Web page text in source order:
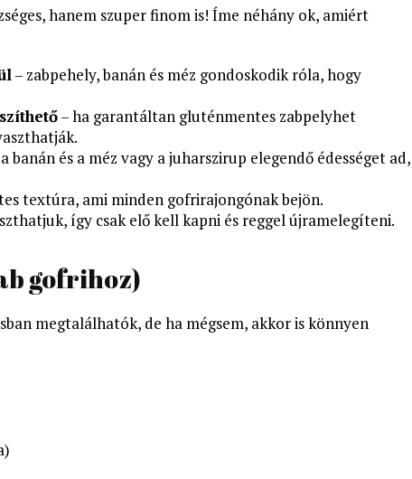
hanem szuper finom is! Íme néhány ok, amiért
– zabpehely, banán és méz gondoskodik róla, hogy
– ha garantáltan gluténmentes zabpelyhet
banán és a méz vagy a juharszirup elegendő édességet ad,
textúra, ami minden gofrirajongónak bejön.
így csak elő kell kapni és reggel újramelegíteni.
gofrihoz)
megtalálhatók, de ha mégsem, akkor is könnyen